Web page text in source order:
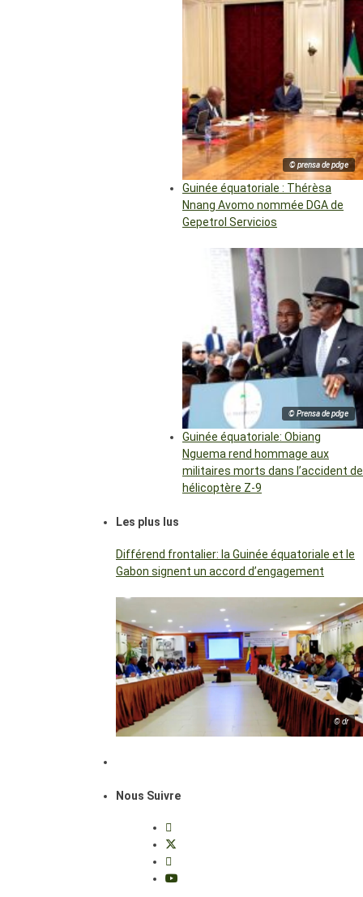
© prensa de pdge
Guinée équatoriale : Thérèsa
Nnang Avomo nommée DGA de
Gepetrol Servicios
© Prensa de pdge
Guinée équatoriale: Obiang
Nguema rend hommage aux
militaires morts dans l’accident de
hélicoptère Z-9
Les plus lus
Différend frontalier: la Guinée équatoriale et le
Gabon signent un accord d’engagement
© dr
Nous Suivre